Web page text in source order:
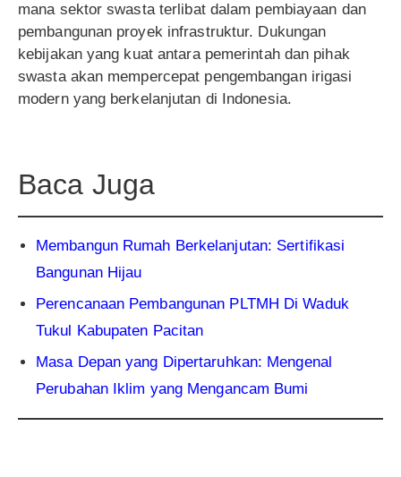
mana sektor swasta terlibat dalam pembiayaan dan
pembangunan proyek infrastruktur. Dukungan
kebijakan yang kuat antara pemerintah dan pihak
swasta akan mempercepat pengembangan irigasi
modern yang berkelanjutan di Indonesia.
Baca Juga
Membangun Rumah Berkelanjutan: Sertifikasi
Bangunan Hijau
Perencanaan Pembangunan PLTMH Di Waduk
Tukul Kabupaten Pacitan
Masa Depan yang Dipertaruhkan: Mengenal
Perubahan Iklim yang Mengancam Bumi